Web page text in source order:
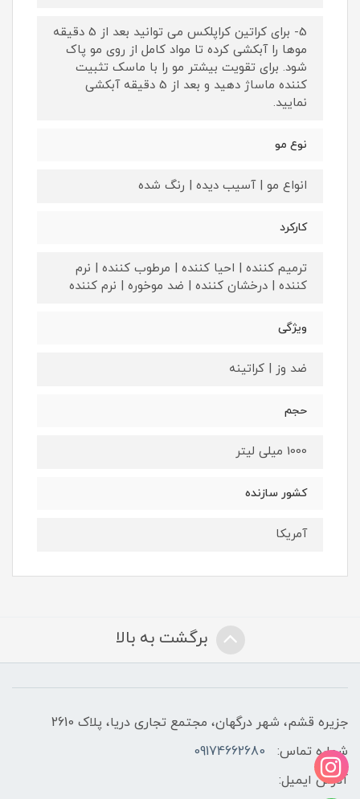
5- برای کراتین کراپلکس می توانید بعد از 5 دقیقه
موها را آبکشی کرده تا مواد کامل از روی مو پاک
شود. برای تقویت بیشتر مو را با ماسک تثبیت
کننده ماساژ دهید و بعد از 5 دقیقه آبکشی
نمایید.
نوع مو
انواع مو | آسیب دیده | رنگ شده
کارکرد
ترمیم کننده | احیا کننده | مرطوب کننده | نرم
کننده | درخشان کننده | ضد موخوره | نرم کننده
ویژگی
ضد وز | کراتینه
حجم
1000 میلی لیتر
کشور سازنده
آمریکا
برگشت به بالا
جزیره قشم، شهر درگهان، مجتمع تجاری دریا، پلاک 2610
شماره تماس:
09174662680
آدرس ایمیل: